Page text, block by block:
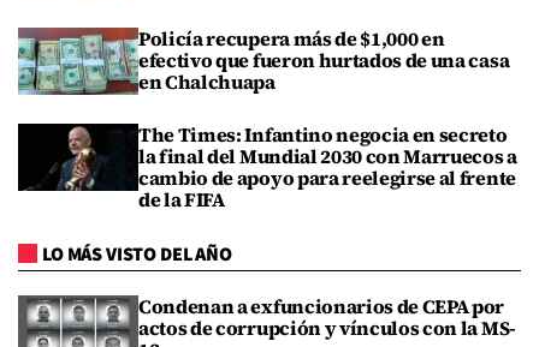
Policía recupera más de $1,000 en
efectivo que fueron hurtados de una casa
en Chalchuapa
The Times: Infantino negocia en secreto
la final del Mundial 2030 con Marruecos a
cambio de apoyo para reelegirse al frente
de la FIFA
LO MÁS VISTO DEL AÑO
Condenan a exfuncionarios de CEPA por
actos de corrupción y vínculos con la MS-